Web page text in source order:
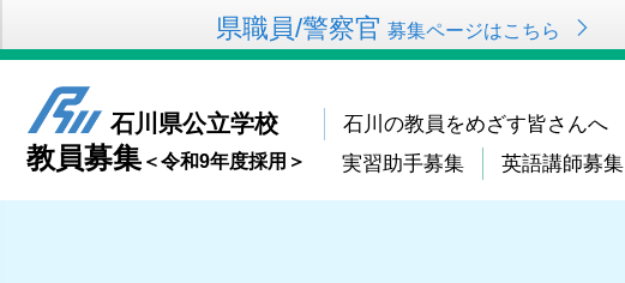
県職員/警察官 募集ページはこちら
石川県公立学校
教員募集 ＜令和9年度採用＞
石川の教員をめざす皆さんへ
実習助手募集
英語講師募集